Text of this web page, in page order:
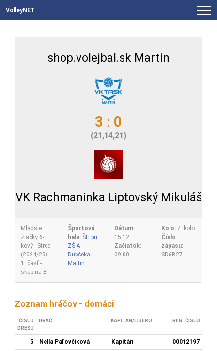
VolleyNET
shop.volejbal.sk Martin
3 : 0
(21,14,21)
VK Rachmaninka Liptovský Mikuláš
Mladšie
žiačky 6-
kový - Stred
(2024/25)
1. časť -
skupina B
Športová
hala: ŠH pri
ZŠ A.
Dubčeka
Martin
Dátum:
15.12.
Začiatok:
09:00
Kolo:7. kolo
Číslo
zápasu:
SD6B27
Zoznam hráčov - domáci
ČÍSLO
DRESU
HRÁČ KAPITÁN/LIBERO REG. ČÍSLO
5 Nella Paľovčíková Kapitán 00012197